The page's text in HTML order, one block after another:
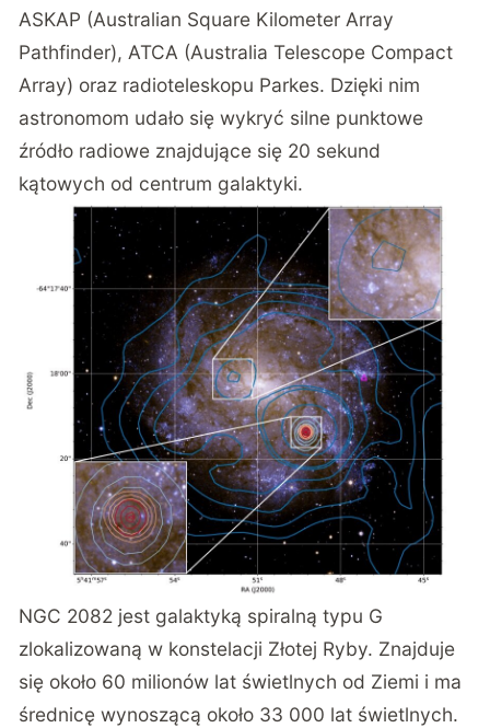
ASKAP (Australian Square Kilometer Array
Pathfinder), ATCA (Australia Telescope Compact
Array) oraz radioteleskopu Parkes. Dzięki nim
astronomom udało się wykryć silne punktowe
źródło radiowe znajdujące się 20 sekund
kątowych od centrum galaktyki.
NGC 2082 jest galaktyką spiralną typu G
zlokalizowaną w konstelacji Złotej Ryby. Znajduje
się około 60 milionów lat świetlnych od Ziemi i ma
średnicę wynoszącą około 33 000 lat świetlnych.